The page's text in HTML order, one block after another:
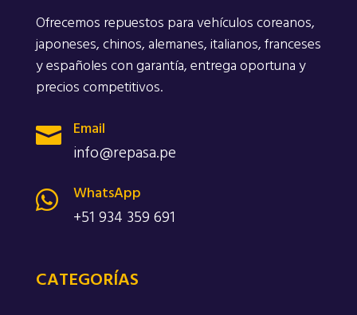
Ofrecemos repuestos para vehículos coreanos,
japoneses, chinos, alemanes, italianos, franceses
y españoles con garantía, entrega oportuna y
precios competitivos.
 Email
info@repasa.pe

WhatsApp
+51 934 359 691
CATEGORÍAS